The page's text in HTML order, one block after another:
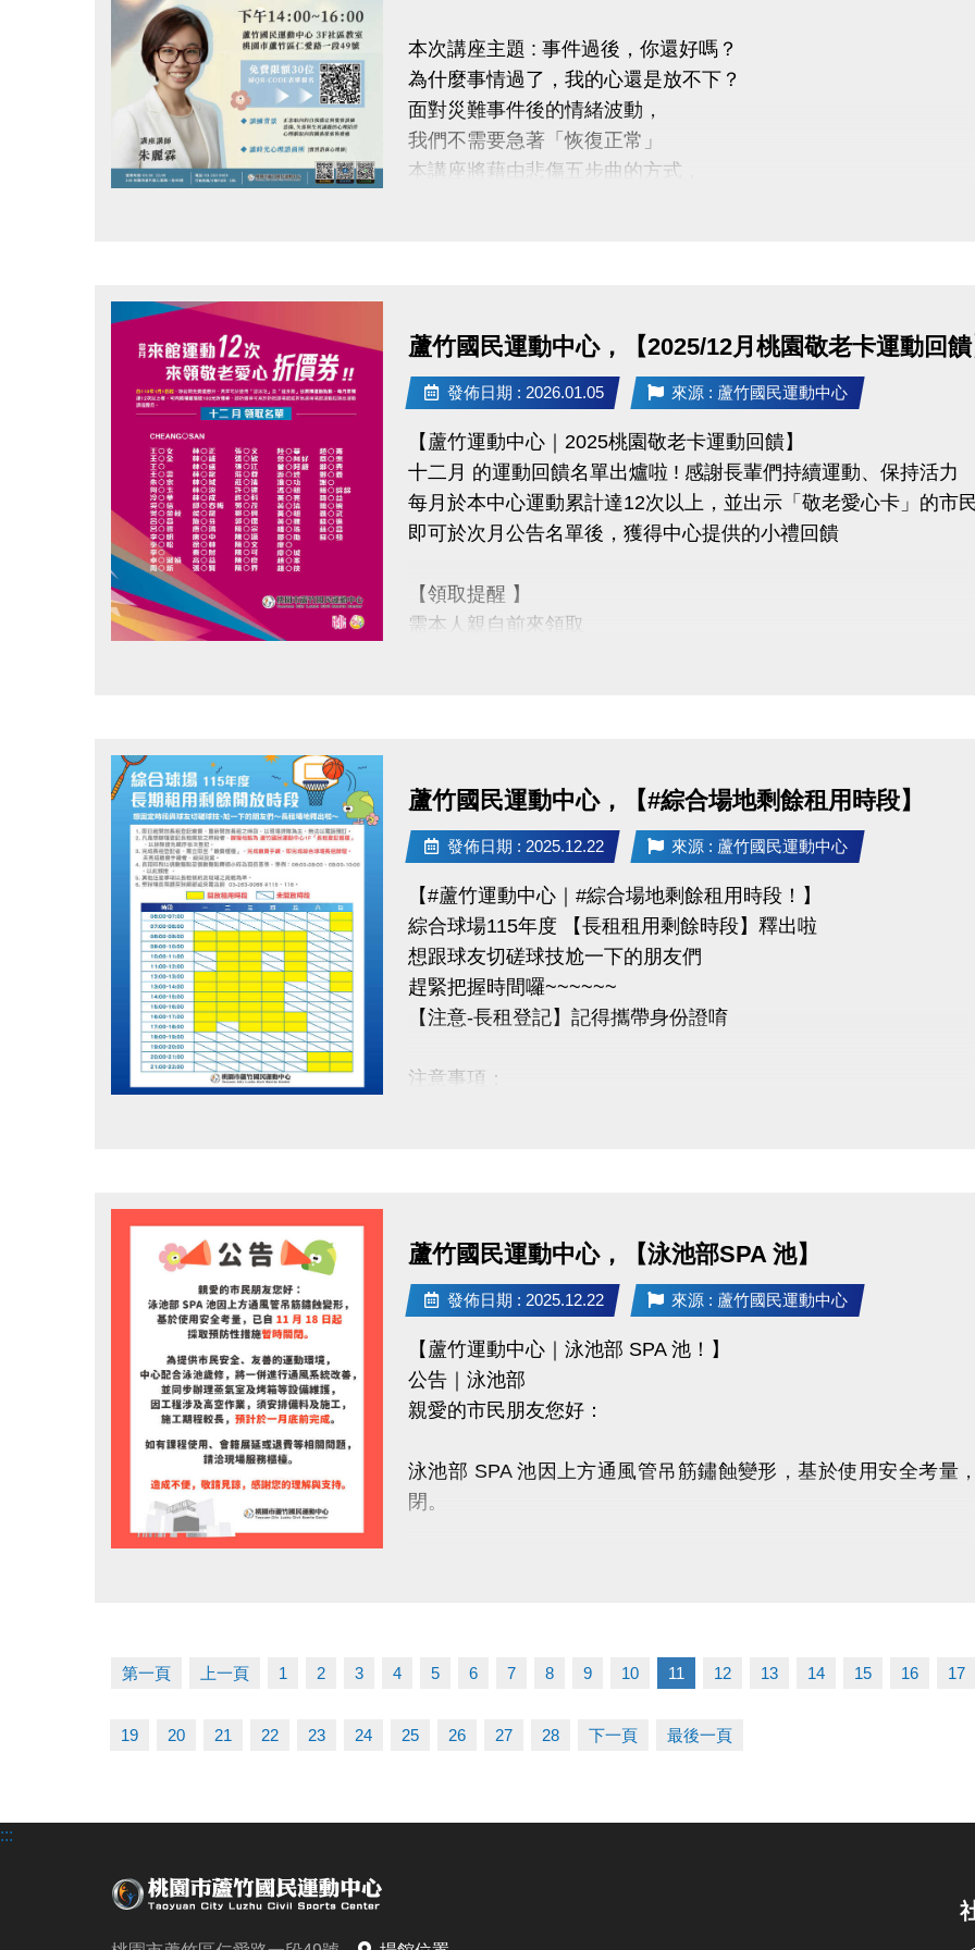
連絡資訊
-洽詢專線：03-2639066 #115、116
-官網 : https://www.lzsports.com.tw/zh_TW/news/pageID/1/
-FB : 桃園市蘆竹國民運動中心
-IG : @luzhusports
本次講座主題 : 事件過後，你還好嗎？
為什麼事情過了，我的心還是放不下？
面對災難事件後的情緒波動，
我們不需要急著「恢復正常」
本講座將藉由悲傷五步曲的方式，
-正念取向的自我穩定與覺察
-悲傷、失落與生死議題的心理陪伴
-心理劇取向的關係探索與療癒
◆ 時間｜1/31 (六) 14:00－16:00
◆ 地點｜蘆竹國民運動中心 3樓社區教室
◆ 講師｜朱麗霖-謐時光心理諮商 — 實習諮商心理師
◆ 洽詢專線｜03-2639066 #106
-
蘆竹國民運動中心，【2025/12月桃園敬老卡運動回饋
發佈日期 : 2026.01.05 來源 : 蘆竹國民運動中心
【蘆竹運動中心｜2025桃園敬老卡運動回饋】
十二月 的運動回饋名單出爐啦 ! 感謝長輩們持續運動、保持活力
每月於本中心運動累計達12次以上，並出示「敬老愛心卡」的市
即可於次月公告名單後，獲得中心提供的小禮回饋
【領取提醒 】
需本人親自前來領取
桃園市蘆竹國民運動中心
洽詢專線：03-2639066 #112 (客服部)
官網 : https://www.lzsports.com.tw/zh_TW/news/pageID/1/
FB : 桃園市蘆竹國民運動中心
IG : @luzhusports
蘆竹國民運動中心，【#綜合場地剩餘租用時段】
發佈日期 : 2025.12.22 來源 : 蘆竹國民運動中心
【#蘆竹運動中心｜#綜合場地剩餘租用時段！】
綜合球場115年度 【長租租用剩餘時段】釋出啦
想跟球友切磋球技尬一下的朋友們
趕緊把握時間囉~~~~~~
【注意-長租登記】記得攜帶身份證唷
注意事項：
5.長租時段以偶數整點至偶數整點兩個小時為租借基準，例：
6.其它注意事項，以長租條約及現場之規範為準。
7.壁球場長租請至球館部洽詢 03-2639066#115/116
有任何問題歡迎來電詢問
洽詢專線：03-2639066 #115/116 (客服部)
官網 : https://www.lzsports.com.tw/zh_TW/news/pageID/1/
FB : 桃園市蘆竹國民運動中心
蘆竹國民運動中心，【泳池部SPA 池】
發佈日期 : 2025.12.22 來源 : 蘆竹國民運動中心
【蘆竹運動中心｜泳池部 SPA 池！】
公告｜泳池部
親愛的市民朋友您好：
泳池部 SPA 池因上方通風管吊筋鏽蝕變形，基於使用安全考量
閉。
為提供市民安全、友善的運動環境，中心配合泳池歲修，將一併
如有課程使用、會籍展延或退費等相關問題，請洽現場服務櫃檯。
造成不便，敬請見諒，感謝您的理解與支持。
第一頁 上一頁 1 2 3 4 5 6 7 8 9 10 11 12 13 14 15 16
17
19 20 21 22 23 24 25 26 27 28 下一頁 最後一頁
:::